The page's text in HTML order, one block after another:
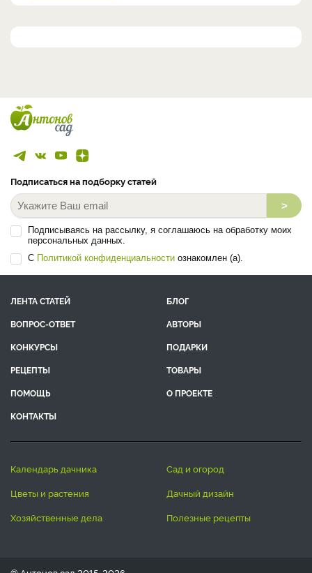
Подписаться на подборку статей
>
Подписываясь на рассылку, я соглашаюсь на обработку моих
персональных данных.
С Политикой конфиденциальности ознакомлен (а).
ЛЕНТА СТАТЕЙ
БЛОГ
ВОПРОС-ОТВЕТ
АВТОРЫ
КОНКУРСЫ
ПОДАРКИ
РЕЦЕПТЫ
ТОВАРЫ
ПОМОЩЬ
О ПРОЕКТЕ
КОНТАКТЫ
календарь дачника
сад и огород
цветы и растения
дачный дизайн
хозяйственные дела
полезные рецепты